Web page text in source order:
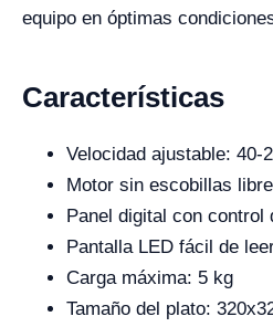
equipo en óptimas
Características
Velocidad ajustable: 40-
Motor sin escobillas
Panel digital con control
Pantalla LED fácil de
Carga máxima: 5 kg
Tamaño del plato: